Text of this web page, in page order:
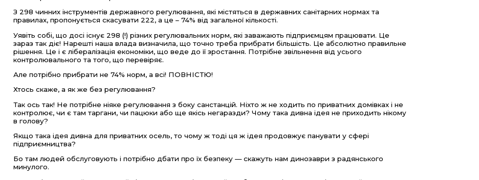
З 298 чинних інструментів державного регулювання, які містяться в державних санітарних нормах та
правилах, пропонується скасувати 222, а це – 74% від загальної кількості.
Уявіть собі, що досі існує 298 (!) різних регулювальних норм, які заважають підприємцям працювати. Це
зараз так діє! Нарешті наша влада визначила, що точно треба прибрати більшість. Це абсолютно правильне
рішення. Це і є лібералізація економіки, що веде до її зростання. Потрібне звільнення від усього
контролювального та того, що перевіряє.
Але потрібно прибрати не 74% норм, а всі! ПОВНІСТЮ!
Хтось скаже, а як же без регулювання?
Так ось так! Не потрібне ніяке регулювання з боку санстанцій. Ніхто ж не ходить по приватних домівках і не
контролює, чи є там таргани, чи пацюки або ще якісь негаразди? Чому така дивна ідея не приходить нікому
в голову?
Якщо така ідея дивна для приватних осель, то чому ж тоді ця ж ідея продовжує панувати у сфері
підприємництва?
Бо там людей обслуговують і потрібно дбати про їх безпеку — скажуть нам динозаври з радянського
минулого.